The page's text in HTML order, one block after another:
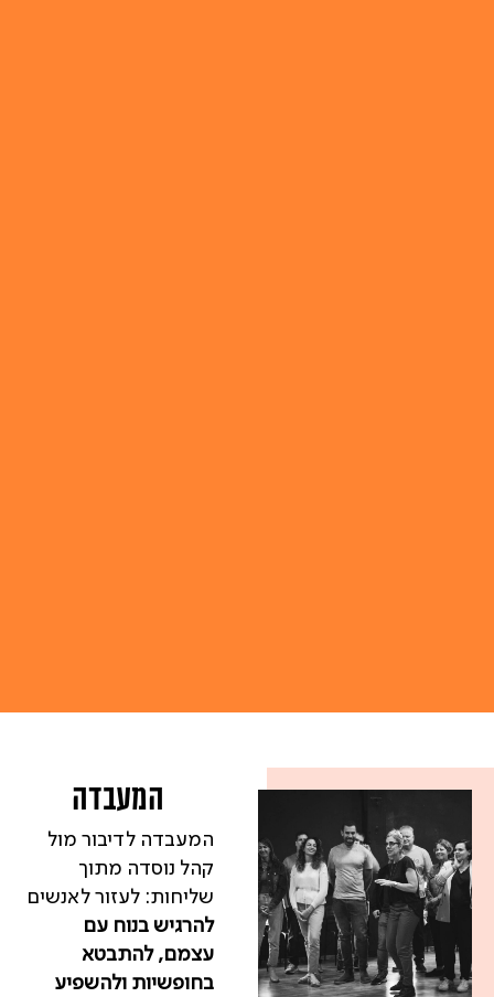
המעבדה
המעבדה לדיבור מול
קהל נוסדה מתוך
שליחות: לעזור לאנשים
להרגיש בנוח עם
עצמם, להתבטא
בחופשיות ולהשפיע